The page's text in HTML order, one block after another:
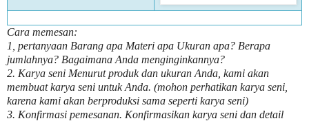
Cara memesan:
1, pertanyaan Barang apa Materi apa Ukuran apa? Berapa
jumlahnya? Bagaimana Anda menginginkannya?
2. Karya seni Menurut produk dan ukuran Anda, kami akan
membuat karya seni untuk Anda. (mohon perhatikan karya seni,
karena kami akan berproduksi sama seperti karya seni)
3. Konfirmasi pemesanan. Konfirmasikan karya seni dan detail